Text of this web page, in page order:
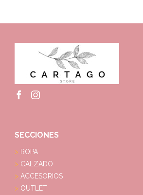
SECCIONES
ROPA
CALZADO
ACCESORIOS
OUTLET